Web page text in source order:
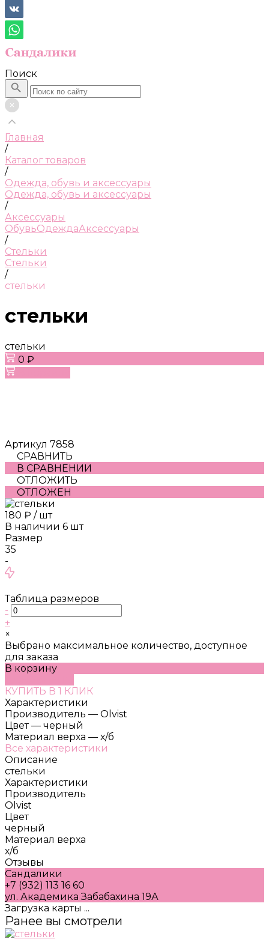
Поиск
Главная
/
Каталог товаров
/
Одежда, обувь и аксессуары
Одежда, обувь и аксессуары
/
Аксессуары
ОбувьОдеждаАксессуары
/
Стельки
Стельки
/
стельки
стельки
стельки
0 ₽
Артикул 7858
СРАВНИТЬ
В СРАВНЕНИИ
ОТЛОЖИТЬ
ОТЛОЖЕН
180 ₽ / шт
В наличии 6 шт
Размер
35
-
Таблица размеров
-
+
×
Выбрано максимальное количество, доступное
для заказа
В корзину
КУПИТЬ В 1 КЛИК
Характеристики
Производитель — Olvist
Цвет — черный
Материал верха — х/б
Все характеристики
Описание
стельки
Характеристики
Производитель
Olvist
Цвет
черный
Материал верха
х/б
Отзывы
Сандалики
+7 (932) 113 16 60
ул. Академика Забабахина 19А
Загрузка карты ...
Ранее вы смотрели